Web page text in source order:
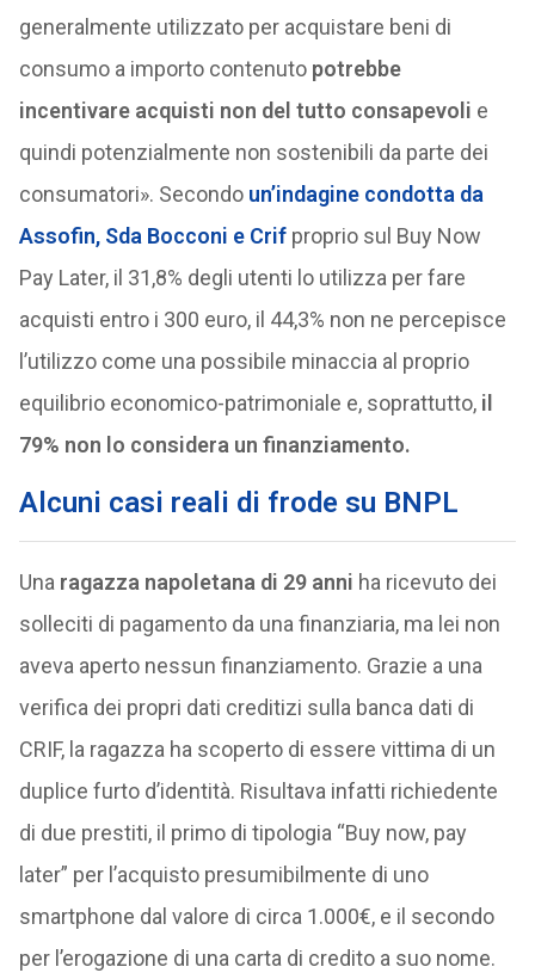
generalmente utilizzato per acquistare beni di
consumo a importo contenuto potrebbe
incentivare acquisti non del tutto consapevoli e
quindi potenzialmente non sostenibili da parte dei
consumatori». Secondo un’indagine condotta da
Assofin, Sda Bocconi e Crifproprio sul Buy Now
Pay Later, il 31,8% degli utenti lo utilizza per fare
acquisti entro i 300 euro, il 44,3% non ne percepisce
l’utilizzo come una possibile minaccia al proprio
equilibrio economico-patrimoniale e, soprattutto, il
79% non lo considera un finanziamento.
Alcuni casi reali di frode su BNPL
Una ragazza napoletana di 29 anni ha ricevuto dei
solleciti di pagamento da una finanziaria, ma lei non
aveva aperto nessun finanziamento. Grazie a una
verifica dei propri dati creditizi sulla banca dati di
CRIF, la ragazza ha scoperto di essere vittima di un
duplice furto d’identità. Risultava infatti richiedente
di due prestiti, il primo di tipologia “Buy now, pay
later” per l’acquisto presumibilmente di uno
smartphone dal valore di circa 1.000€, e il secondo
per l’erogazione di una carta di credito a suo nome.